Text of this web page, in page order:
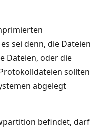
sei denn, die Dateien
Dateien, oder die
sollten
abgelegt
befindet, darf